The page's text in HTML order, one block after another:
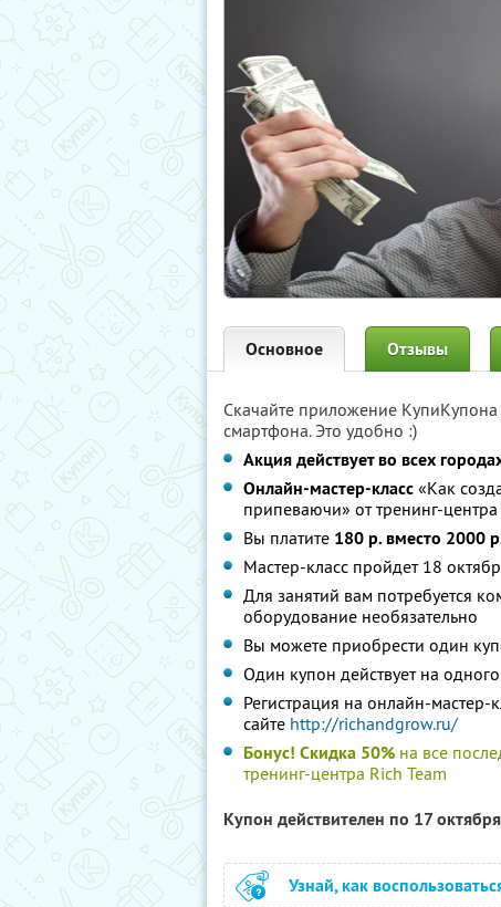
Основное Отзывы
Скачайте приложение КупиКупона
смартфона. Это удобно :)
Акция действует во всех
Онлайн-мастер-класс «Как
припеваючи» от тренинг-центра
Вы платите 180 р. вместо 2000
Мастер-класс пройдет 18
Для занятий вам потребуется
оборудование необязательно
Вы можете приобрести один
Один купон действует на
Регистрация на онлайн-
сайте http://richandgrow.ru/
Бонус! Скидка 50% на все
тренинг-центра Rich Team
Купон действителен по 17
Узнай, как